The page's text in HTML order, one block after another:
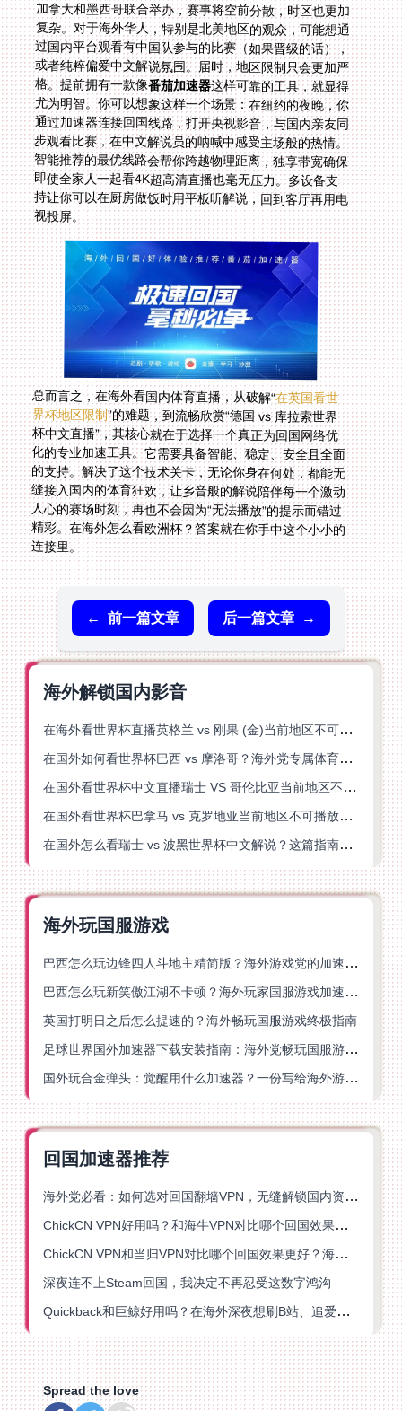
格。提前拥有一款像番茄加速器这样可靠的工具，就显得
尤为明智。你可以想象这样一个场景：在纽约的夜晚，你
通过加速器连接回国线路，打开央视影音，与国内亲友同
步观看比赛，在中文解说员的呐喊中感受主场般的热情。
智能推荐的最优线路会帮你跨越物理距离，独享带宽确保
即使全家人一起看4K超高清直播也毫无压力。多设备支
持让你可以在厨房做饭时用平板听解说，回到客厅再用电
视投屏。
总而言之，在海外看国内体育直播，从破解“在英国看世
界杯地区限制”的难题，到流畅欣赏“德国 vs 库拉索世界
杯中文直播”，其核心就在于选择一个真正为回国网络优
化的专业加速工具。它需要具备智能、稳定、安全且全面
的支持。解决了这个技术关卡，无论你身在何处，都能无
缝接入国内的体育狂欢，让乡音般的解说陪伴每一个激动
人心的赛场时刻，再也不会因为“无法播放”的提示而错过
精彩。在海外怎么看欧洲杯？答案就在你手中这个小小的
连接里。
← 前一篇文章 后一篇文章 →
海外解锁国内影音
在海外看世界杯直播英格兰 vs 刚果 (金)当前地区不可播放？这篇指南帮你突破所有限制
在国外如何看世界杯巴西 vs 摩洛哥？海外党专属体育观赛指南来了
在国外看世界杯中文直播瑞士 VS 哥伦比亚当前地区不可播放？这篇指南帮你搞定
在国外看世界杯巴拿马 vs 克罗地亚当前地区不可播放？这篇指南帮你轻松解决海外体育直播难题
在国外怎么看瑞士 vs 波黑世界杯中文解说？这篇指南帮你搞定所有地区限制问题
海外玩国服游戏
巴西怎么玩边锋四人斗地主精简版？海外游戏党的加速器终极选择
巴西怎么玩新笑傲江湖不卡顿？海外玩家国服游戏加速终极指南（附猫和老鼠一梦江湖实测）
英国打明日之后怎么提速的？海外畅玩国服游戏终极指南
足球世界国外加速器下载安装指南：海外党畅玩国服游戏的终极解决方案
国外玩合金弹头：觉醒用什么加速器？一份写给海外游子的畅玩指南
回国加速器推荐
海外党必看：如何选对回国翻墙VPN，无缝解锁国内资源？
ChickCN VPN好用吗？和海牛VPN对比哪个回国效果更好？
ChickCN VPN和当归VPN对比哪个回国效果更好？海外党亲测后选了它
深夜连不上Steam回国，我决定不再忍受这数字鸿沟
Quickback和巨鲸好用吗？在海外深夜想刷B站、追爱奇艺的你，或许正需要这份答案
Spread the love